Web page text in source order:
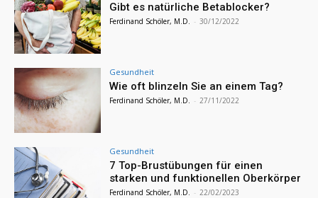
Gibt es natürliche Betablocker?
Ferdinand Schöler, M.D. - 30/12/2022
Gesundheit
Wie oft blinzeln Sie an einem Tag?
Ferdinand Schöler, M.D. - 27/11/2022
Gesundheit
7 Top-Brustübungen für einen
starken und funktionellen Oberkörper
Ferdinand Schöler, M.D. - 22/02/2023